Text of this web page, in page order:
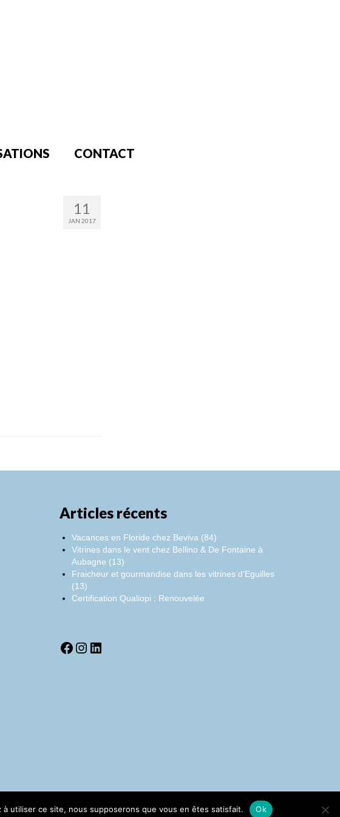
CONTACT
11
JAN 2017
Articles récents
Vacances en Floride chez Beviva (84)
Vitrines dans le vent chez Bellino & De Fontaine à
Aubagne (13)
Fraicheur et gourmandise dans les vitrines d’Eguilles
(13)
Certification Qualiopi : Renouvelée
Facebook
Instagram
LinkedIn
utiliser ce site, nous supposerons que vous en êtes satisfait. Ok